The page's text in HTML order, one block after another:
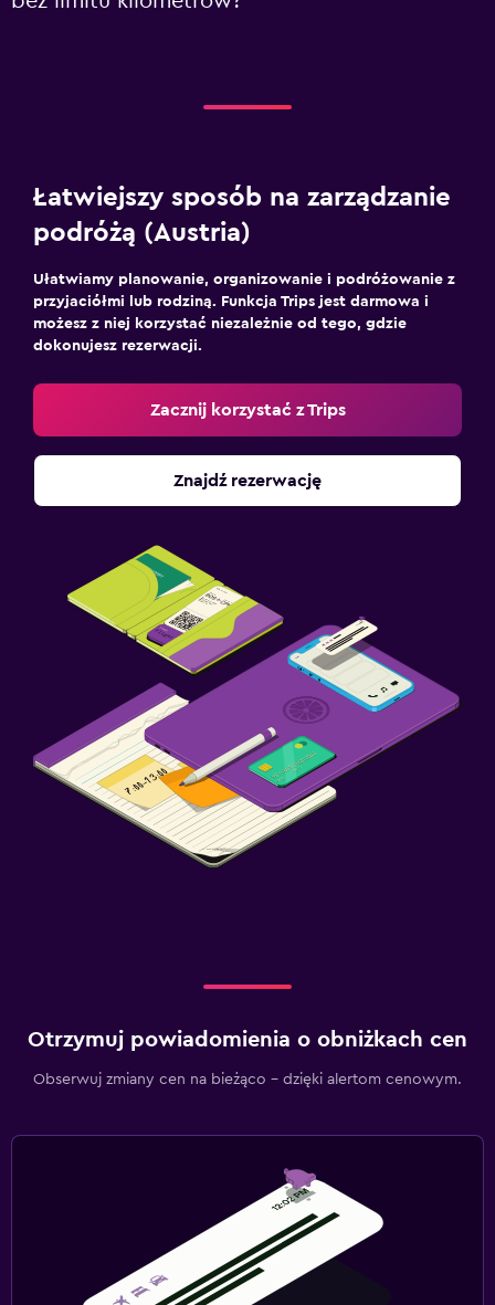
Łatwiejszy sposób na zarządzanie
podróżą (Austria)
Ułatwiamy planowanie, organizowanie i podróżowanie z
przyjaciółmi lub rodziną. Funkcja Trips jest darmowa i
możesz z niej korzystać niezależnie od tego, gdzie
dokonujesz rezerwacji.
Zacznij korzystać z Trips
Znajdź rezerwację
Otrzymuj powiadomienia o obniżkach cen
Obserwuj zmiany cen na bieżąco – dzięki alertom cenowym.